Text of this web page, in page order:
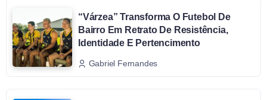
“Várzea” Transforma O Futebol De
Bairro Em Retrato De Resistência,
Identidade E Pertencimento
Gabriel Fernandes